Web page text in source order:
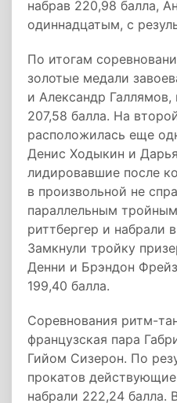
набрав 220,98 балла,
одиннадцатым, с
По итогам
золотые медали
и Александр
207,58 балла. На
расположилась еще
Денис Ходыкин и
лидировавшие после
в произвольной не
параллельным
риттбергер и набрали
Замкнули тройку
Денни и Брэндон
199,40 балла.
Соревнования ритм-
французская пара
Гийом Сизерон. По
прокатов
набрали 222,24 балла.